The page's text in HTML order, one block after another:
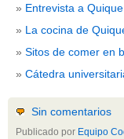
Entrevista a
La cocina de
Sitos de comer en
Cátedra
Sin comentarios
Publicado por Equipo